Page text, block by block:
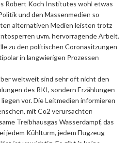
Robert Koch Institutes wohl etwas
und den Massenmedien so
alternativen Medien leisten trotz
uvm. hervorragende Arbeit.
zu den politischen Coronasitzungen
in langwierigen Prozessen
weltweit sind sehr oft nicht den
des RKI, sondern Erzählungen
vor. Die Leitmedien informieren
mit Co2 verursachten
Treibhausgas Wasserdampf, das
jedem Kühlturm, jedem Flugzeug